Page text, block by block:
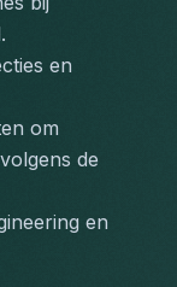
en
om
de
en